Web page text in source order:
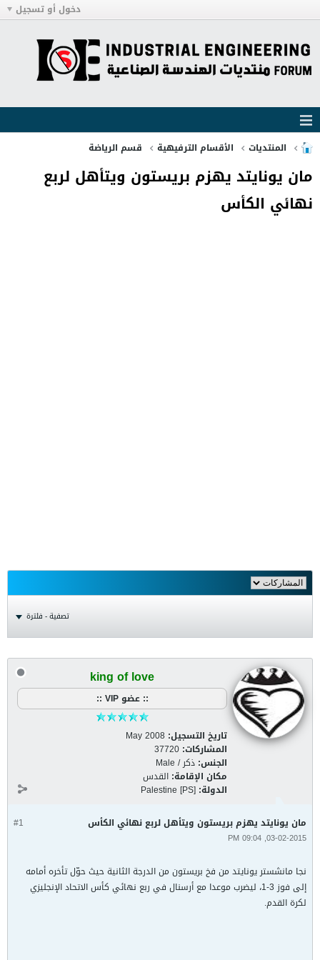
دخول أو تسجيل
المنتديات الأقسام الترفيهية قسم الرياضة
مان يونايتد يهزم بريستون ويتأهل لربع
نهائي الكأس
تصفية - فلترة
king of love
:: عضو VIP ::
تاريخ التسجيل: May 2008
المشاركات: 37720
الجنس: ذكر / Male
مكان الإقامة: القدس
الدولة: Palestine [PS]
#1 مان يونايتد يهزم بريستون ويتأهل لربع نهائي الكأس
03-02-2015, 09:04 PM
نجا مانشستر يونايتد من فخ بريستون من الدرجة الثانية حيث حوّل تأخره أمامه
إلى فوز 3-1، ليضرب موعدا مع أرسنال في ربع نهائي كأس الاتحاد الإنجليزي
لكرة القدم.